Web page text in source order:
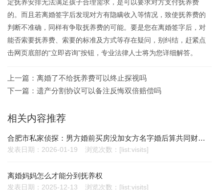
定抚养安排无法满足孩子合理需求，是可以要求对方支付抚养费
的。而且若离婚签字后发现对方有隐瞒收入等情况，致使抚养费的
判断不准确，同样有争取抚养费的可能。要是您在离婚签字后，对
能否索要抚养费、索要的标准及方式等存在疑问，别纠结，赶紧点
击网页底部的“立即咨询”按钮，专业法律人士将为您详细解答。
上一篇： 离婚了不给抚养费可以终止探视吗
下一篇： 遗产分割协议可以备注反悔双倍赔偿吗
相关内容推荐
合肥市私家侦探：男方婚前买房没加女方名字婚后算共同财产吗
发表日期：2026-01-19 浏览次数：[list:visits]
离婚妈妈怎么才能分到抚养权
发表日期：2025-12-13 浏览次数：[list:visits]